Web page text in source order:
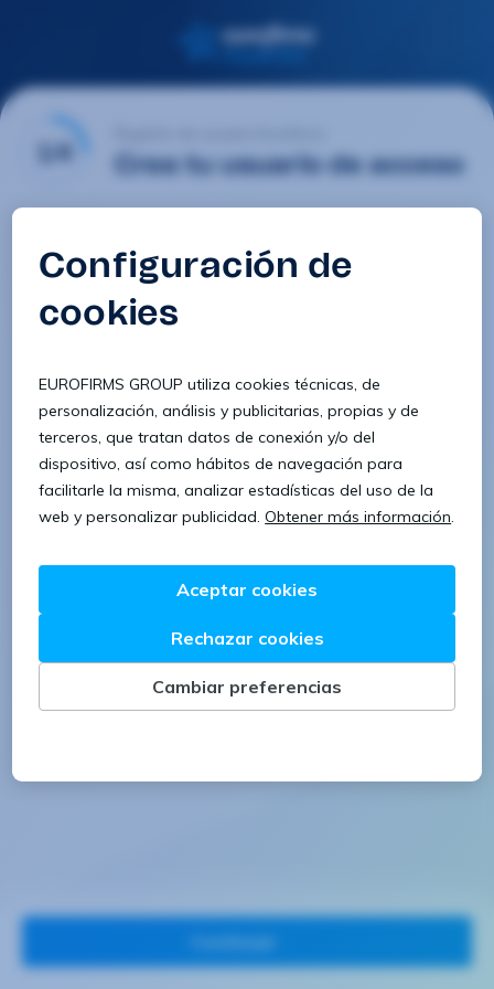
1/4 Crea tu usuario de acceso
Contraseña
Confirmar contraseña
8 caracteres 1 letra minúscula
1 letra mayúscula 1 número